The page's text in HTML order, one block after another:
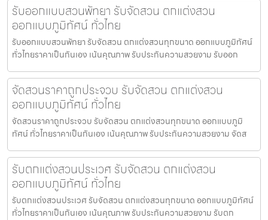
รับออกแบบสวนพัทยา รับจัดสวน ตกแต่งสวน
ออกแบบภูมิทัศน์ ทั่วไทย
รับออกแบบสวนพัทยา รับจัดสวน ตกแต่งสวนทุกขนาด ออกแบบภูมิทัศน์
ทั่วไทยราคาเป็นกันเอง เน้นคุณภาพ รับประกันความสวยงาม รับออก
จัดสวนราคาถูกประจวบ รับจัดสวน ตกแต่งสวน
ออกแบบภูมิทัศน์ ทั่วไทย
จัดสวนราคาถูกประจวบ รับจัดสวน ตกแต่งสวนทุกขนาด ออกแบบภูมิ
ทัศน์ ทั่วไทยราคาเป็นกันเอง เน้นคุณภาพ รับประกันความสวยงาม จัดส
รับตกแต่งสวนประเวศ รับจัดสวน ตกแต่งสวน
ออกแบบภูมิทัศน์ ทั่วไทย
รับตกแต่งสวนประเวศ รับจัดสวน ตกแต่งสวนทุกขนาด ออกแบบภูมิทัศน์
ทั่วไทยราคาเป็นกันเอง เน้นคุณภาพ รับประกันความสวยงาม รับตก